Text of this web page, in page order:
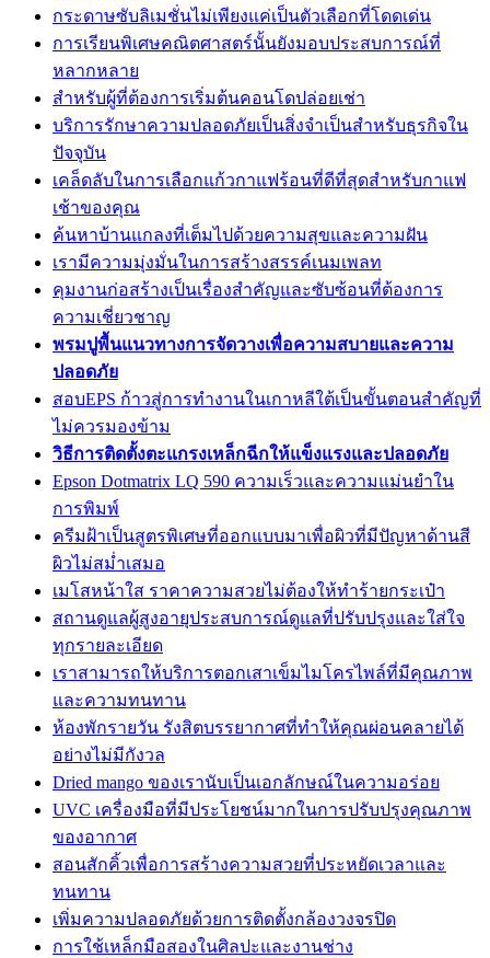
กระดาษซับลิเมชั่นไม่เพียงแค่เป็นตัวเลือกที่โดดเด่น
การเรียนพิเศษคณิตศาสตร์นั้นยังมอบประสบการณ์ที่
หลากหลาย
สำหรับผู้ที่ต้องการเริ่มต้นคอนโดปล่อยเช่า
บริการรักษาความปลอดภัยเป็นสิ่งจำเป็นสำหรับธุรกิจใน
ปัจจุบัน
เคล็ดลับในการเลือกแก้วกาแฟร้อนที่ดีที่สุดสำหรับกาแฟ
เช้าของคุณ
ค้นหาบ้านแกลงที่เต็มไปด้วยความสุขและความฝัน
เรามีความมุ่งมั่นในการสร้างสรรค์เนมเพลท
คุมงานก่อสร้างเป็นเรื่องสำคัญและซับซ้อนที่ต้องการ
ความเชี่ยวชาญ
พรมปูพื้นแนวทางการจัดวางเพื่อความสบายและความ
ปลอดภัย
สอบEPS ก้าวสู่การทำงานในเกาหลีใต้เป็นขั้นตอนสำคัญที่
ไม่ควรมองข้าม
วิธีการติดตั้งตะแกรงเหล็กฉีกให้แข็งแรงและปลอดภัย
Epson Dotmatrix LQ 590 ความเร็วและความแม่นยำใน
การพิมพ์
ครีมฝ้าเป็นสูตรพิเศษที่ออกแบบมาเพื่อผิวที่มีปัญหาด้านสี
ผิวไม่สม่ำเสมอ
เมโสหน้าใส ราคาความสวยไม่ต้องให้ทำร้ายกระเป๋า
สถานดูแลผู้สูงอายุประสบการณ์ดูแลที่ปรับปรุงและใส่ใจ
ทุกรายละเอียด
เราสามารถให้บริการตอกเสาเข็มไมโครไพล์ที่มีคุณภาพ
และความทนทาน
ห้องพักรายวัน รังสิตบรรยากาศที่ทำให้คุณผ่อนคลายได้
อย่างไม่มีกังวล
Dried mango ของเรานับเป็นเอกลักษณ์ในความอร่อย
UVC เครื่องมือที่มีประโยชน์มากในการปรับปรุงคุณภาพ
ของอากาศ
สอนสักคิ้วเพื่อการสร้างความสวยที่ประหยัดเวลาและ
ทนทาน
เพิ่มความปลอดภัยด้วยการติดตั้งกล้องวงจรปิด
การใช้เหล็กมือสองในศิลปะและงานช่าง